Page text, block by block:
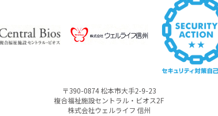
〒390-0874 松本市大手2-9-23
複合福祉施設セントラル・ビオス2F
株式会社ウェルライフ 信州